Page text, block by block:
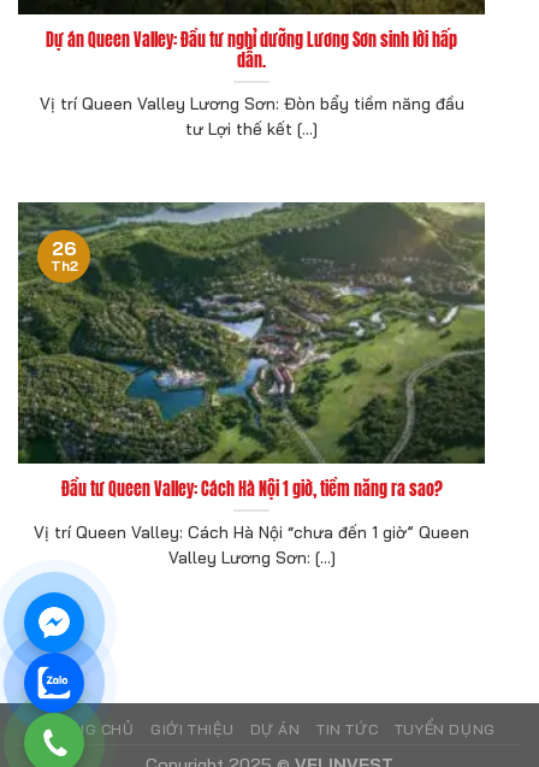
Dự án Queen Valley: Đầu tư nghỉ dưỡng Lương Sơn sinh lời hấp
dẫn.
Vị trí Queen Valley Lương Sơn: Đòn bẩy tiềm năng đầu
tư Lợi thế kết [...]
Đầu tư Queen Valley: Cách Hà Nội 1 giờ, tiềm năng ra sao?
Vị trí Queen Valley: Cách Hà Nội “chưa đến 1 giờ” Queen
Valley Lương Sơn: [...]
26
Th2
TRANG CHỦ GIỚI THIỆU DỰ ÁN TIN TỨC TUYỂN DỤNG